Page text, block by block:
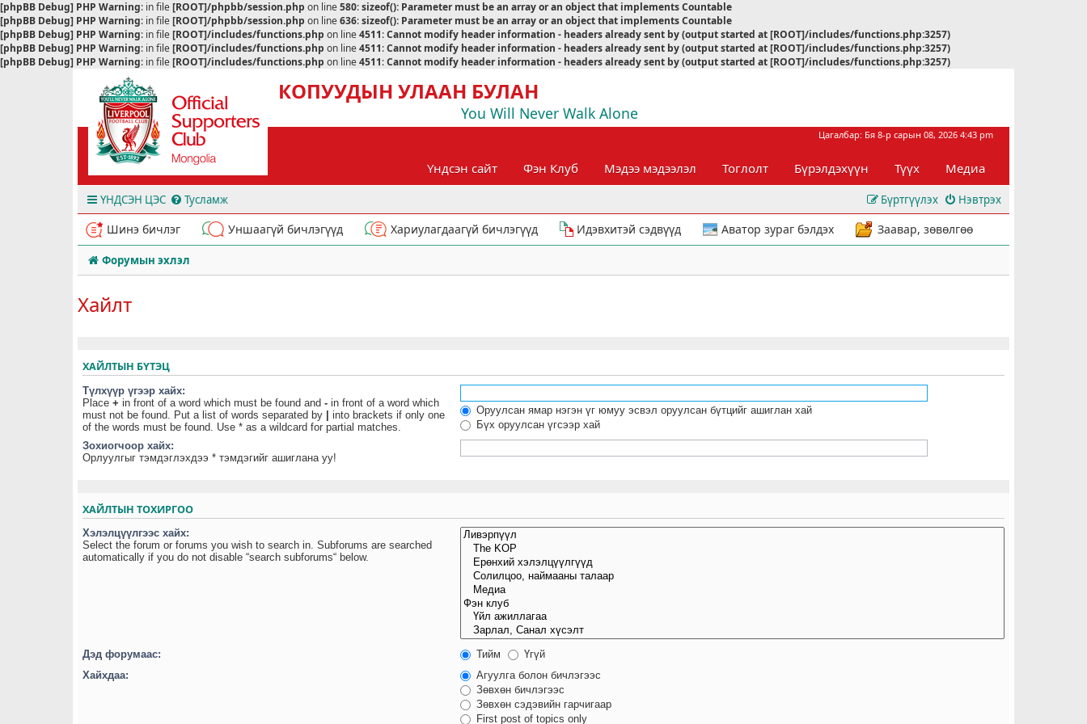
[phpBB Debug] PHP Warning: in file[ROOT]/phpbb/session.php on line580:sizeof(): Parameter must be an array or an object that implements Countable
[phpBB Debug] PHP Warning: in file[ROOT]/phpbb/session.php on line636:sizeof(): Parameter must be an array or an object that implements Countable
[phpBB Debug] PHP Warning: in file[ROOT]/includes/functions.php on line4511:Cannot modify header information - headers already sent by (output started at [ROOT]/includes/functions.php:3257)
[phpBB Debug] PHP Warning: in file[ROOT]/includes/functions.php on line4511:Cannot modify header information - headers already sent by (output started at [ROOT]/includes/functions.php:3257)
[phpBB Debug] PHP Warning: in file[ROOT]/includes/functions.php on line4511:Cannot modify header information - headers already sent by (output started at [ROOT]/includes/functions.php:3257)
КОПУУДЫН УЛААН БУЛАН
You Will Never Walk Alone
Цагалбар: Бя 8-р сарын 08, 2026 4:43 pm
Үндсэн сайт Фэн Клуб Мэдээ мэдээлэл Тоглолт Бүрэлдэхүүн Түүх Медиа
ҮНДСЭН ЦЭС Тусламж Нэвтрэх
Бүртгүүлэх
Шинэ бичлэг Уншаагүй бичлэгүүд Хариулагдаагүй бичлэгүүд Идэвхитэй сэдвүүд Аватор зураг бэлдэх Заавар, зөвөлгөө
Форумын эхлэл
Хайлт
ХАЙЛТЫН БҮТЭЦ
Түлхүүр үгээр хайх:
Place + in front of a word which must be found and - in front of a word which
must not be found. Put a list of words separated by
into brackets if only one
of the words must be found. Use * as a wildcard for partial matches.
Оруулсан ямар нэгэн үг юмуу эсвэл оруулсан бүтцийг ашиглан хай
Бүх оруулсан үгсээр хай
Зохиогчоор хайх:
Орлуулгыг тэмдэглэхдээ * тэмдэгийг ашиглана уу!
ХАЙЛТЫН ТОХИРГОО
Хэлэлцүүлгээс хайх:
Select the forum or forums you wish to search in. Subforums are searched
automatically if you do not disable “search subforums“ below.
Дэд форумаас: Тийм
Үгүй
Хайхдаа:
Агуулга болон бичлэгээс
Зөвхөн бичлэгээс
Зөвхөн сэдэвийн гарчигаар
First post of topics only